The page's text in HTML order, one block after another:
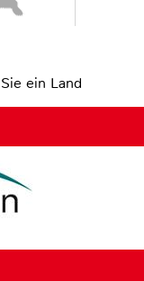
ein Land